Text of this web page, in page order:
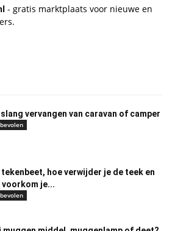
- gratis marktplaats voor nieuwe en
vervangen van caravan of camper
tekenbeet, hoe verwijder je de teek en
voorkom je...